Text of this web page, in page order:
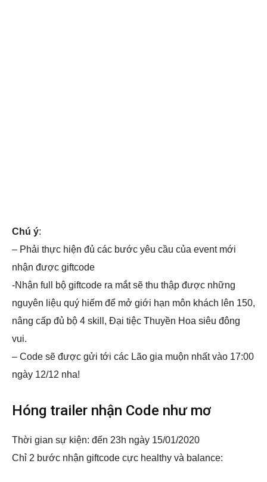
Chú ý:
– Phải thực hiện đủ các bước yêu cầu của event mới
nhận được giftcode
-Nhận full bộ giftcode ra mắt sẽ thu thập được những
nguyên liệu quý hiếm để mở giới hạn môn khách lên 150,
nâng cấp đủ bộ 4 skill, Đại tiệc Thuyền Hoa siêu đông
vui.
– Code sẽ được gửi tới các Lão gia muộn nhất vào 17:00
ngày 12/12 nha!
Hóng trailer nhận Code như mơ
Thời gian sự kiện: đến 23h ngày 15/01/2020
Chỉ 2 bước nhận giftcode cực healthy và balance: